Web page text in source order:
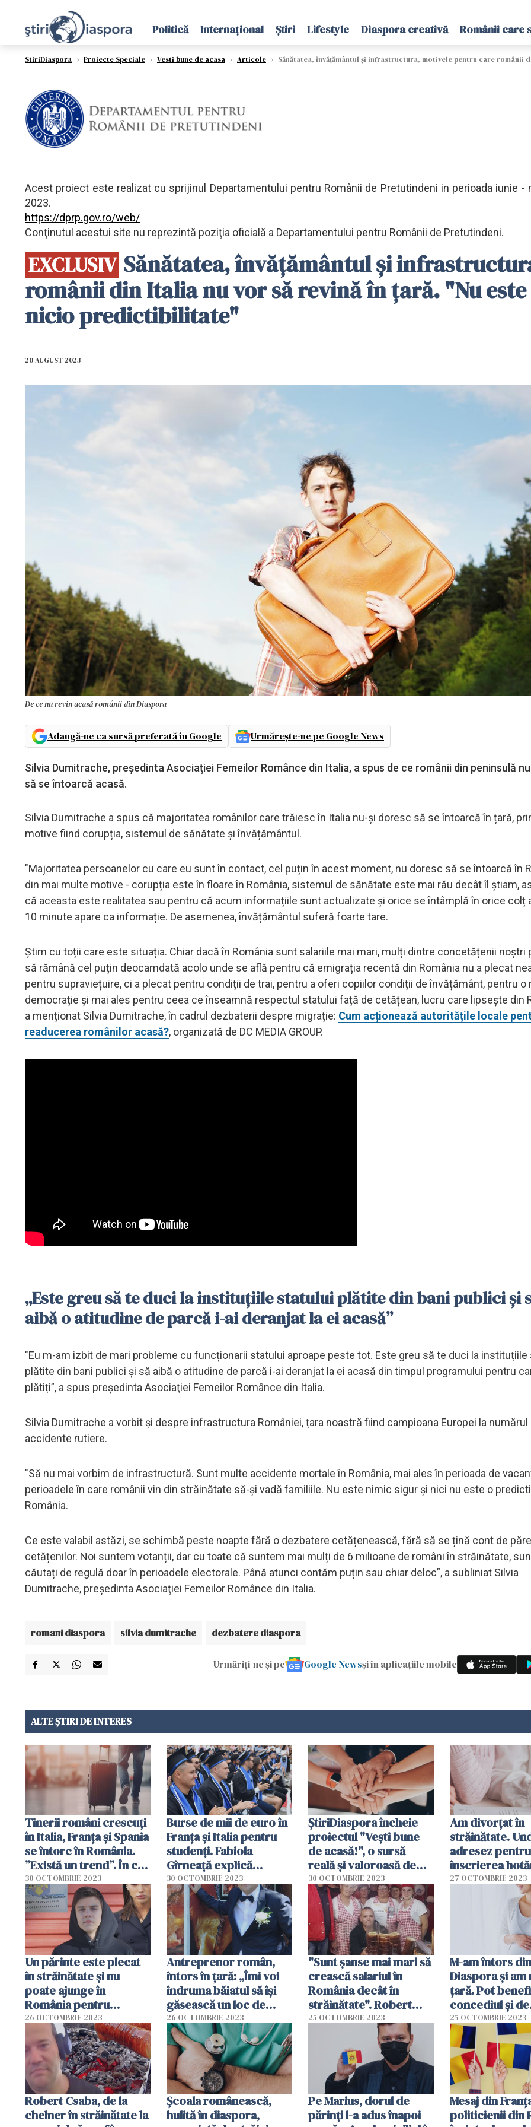
Politică Internațional Știri Lifestyle Diaspora creativă Românii care
StiriDiaspora › Proiecte Speciale › Vesti bune de acasa › Articole › Sănătatea, învăţământul şi infrastructura, motivele pentru care
Acest proiect este realizat cu sprijinul Departamentului pentru Românii de Pretutindeni in perioada iunie -
2023.
https://dprp.gov.ro/web/
Conţinutul acestui site nu reprezintă poziţia oficială a Departamentului pentru Românii de Pretutindeni.
EXCLUSIV Sănătatea, învăţământul şi
românii din Italia nu vor să revină în ţară. "Nu
nicio predictibilitate"
20 AUGUST 2023
De ce nu revin acasă românii din Diaspora
Adaugă-ne ca sursă preferată în Google Urmărește-ne pe Google News
Silvia Dumitrache, preşedinta Asociaţiei Femeilor Românce din Italia, a spus de ce românii din peninsulă
să se întoarcă acasă.
Silvia Dumitrache a spus că majoritatea românilor care trăiesc în Italia nu-și doresc să se întoarcă în țară,
motive fiind corupția, sistemul de sănătate și învățământul.
"Majoritatea persoanelor cu care eu sunt în contact, cel puțin în acest moment, nu doresc să se întoarcă în
din mai multe motive - corupția este în floare în România, sistemul de sănătate este mai rău decât îl știam,
că aceasta este realitatea sau pentru că acum informațiile sunt actualizate și orice se întâmplă în orice colț
10 minute apare ca informație. De asemenea, învățământul suferă foarte tare.
Știm cu toții care este situația. Chiar dacă în România sunt salariile mai mari, mulți dintre concetățenii noștri
să rămână cel puțin deocamdată acolo unde se află pentru că emigrația recentă din România nu a plecat
pentru supraviețuire, ci a plecat pentru condiții de trai, pentru a oferi copiilor condiții de învățământ, pentru o
democrație și mai ales pentru ceea ce înseamnă respectul statului față de cetățean, lucru care lipsește din
a menționat Silvia Dumitrache, în cadrul dezbaterii despre migrație: Cum acționează autoritățile locale
readucerea românilor acasă?, organizată de DC MEDIA GROUP.
„Este greu să te duci la instituțiile statului plătite din bani publici și
aibă o atitudine de parcă i-ai deranjat la ei acasă”
"Eu m-am izbit de mari probleme cu funcționarii statului aproape peste tot. Este greu să te duci la instituțiile
plătite din bani publici și să aibă o atitudine de parcă i-ai deranjat la ei acasă din timpul programului pentru
plătiți”, a spus preşedinta Asociaţiei Femeilor Românce din Italia.
Silvia Dumitrache a vorbit și despre infrastructura României, țara noastră fiind campioana Europei la numărul
accidente rutiere.
"Să nu mai vorbim de infrastructură. Sunt multe accidente mortale în România, mai ales în perioada de
perioadele în care românii vin din străinătate să-și vadă familiile. Nu este nimic sigur și nici nu este o
România.
Ce este valabil astăzi, se schimbă peste noapte fără o dezbatere cetățenească, fără să se țină cont de
cetățenilor. Noi suntem votanții, dar cu toate că suntem mai mulți de 6 milioane de români în străinătate,
căutați de regulă doar în perioadele electorale. Până atunci contăm puțin sau chiar deloc”, a subliniat Silvia
Dumitrache, preşedinta Asociaţiei Femeilor Românce din Italia.
romani diaspora silvia dumitrache dezbatere diaspora
Urmăriți-ne și pe Google Newsși în aplicațiile mobile
ALTE ȘTIRI DE INTERES
Tinerii români crescuți
în Italia, Franța și Spania
se întorc în România.
”Există un trend”. În ce
domenii revin
30 OCTOMBRIE 2023
Burse de mii de euro în
Franța și Italia pentru
studenți. Fabiola
Gîrneață explică
”marea fugă” a tinerilor
din România
30 OCTOMBRIE 2023
ȘtiriDiaspora încheie
proiectul "Vești bune
de acasă!", o sursă
reală și valoroasă de
informații pentru
românii din străinătate
30 OCTOMBRIE 2023
Am divorțat în
străinătate.
adresez pentru
înscrierea
străine în
stare civilă din
27 OCTOMBRIE 2023
Un părinte este plecat
în străinătate și nu
poate ajunge în
România pentru
buletinul copilului. Ce
trebuie să fac?
26 OCTOMBRIE 2023
Antreprenor român,
întors în țară: „Îmi voi
îndruma băiatul să își
găsească un loc de
muncă bun în România”
26 OCTOMBRIE 2023
"Sunt șanse mai mari să
crească salariul în
România decât în
străinătate". Robert
Csaba ar vrea să-și
extindă afacerea
25 OCTOMBRIE 2023
M-am întors din
Diaspora și am
țară. Pot
concediul și de
indemnizația
pentru
copiilor?
25 OCTOMBRIE 2023
Robert Csaba, de la
chelner în străinătate la
Școala românească,
hulită în diaspora,
Pe Marius, dorul de
părinți l-a adus înapoi
Mesaj din
politicienii din